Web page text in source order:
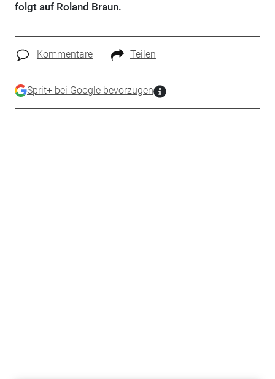
folgt auf Roland Braun.
Kommentare Teilen
Sprit+ bei Google bevorzugen